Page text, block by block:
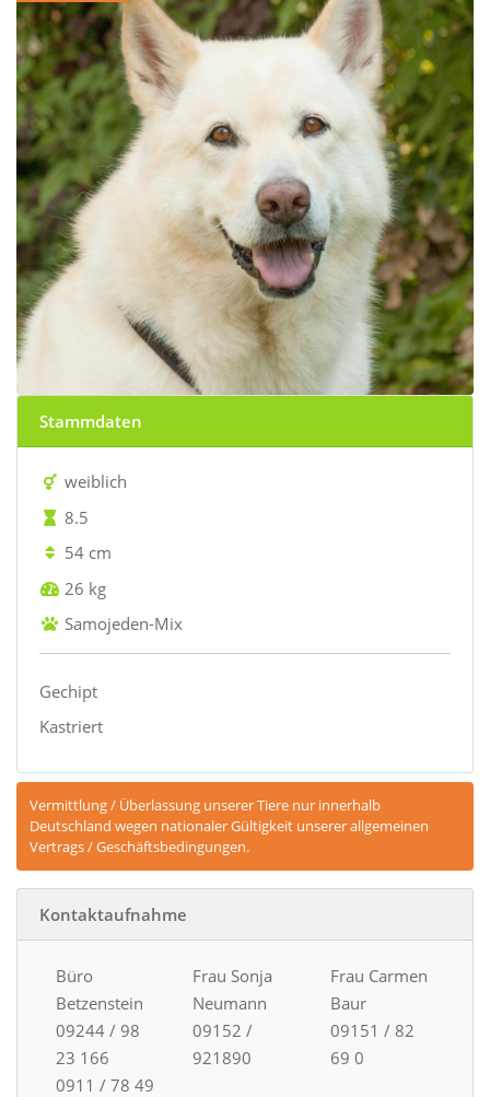
Stammdaten
weiblich
8.5
54 cm
26 kg
Samojeden-Mix
Gechipt
Kastriert
Vermittlung / Überlassung unserer Tiere nur innerhalb
Deutschland wegen nationaler Gültigkeit unserer allgemeinen
Vertrags / Geschäftsbedingungen.
Kontaktaufnahme
Büro
Betzenstein
09244 / 98
23 166
0911 / 78 49
Frau Sonja
Neumann
09152 /
921890
Frau Carmen
Baur
09151 / 82
69 0